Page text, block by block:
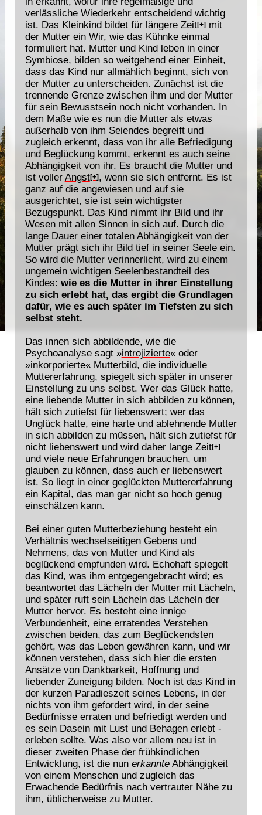
verlässliche Wiederkehr entscheidend wichtig
ist. Das Kleinkind bildet für längere Zeit[+]mit
der Mutter ein Wir, wie das Kühnke einmal
formuliert hat. Mutter und Kind leben in einer
Symbiose, bilden so weitgehend einer Einheit,
dass das Kind nur allmählich beginnt, sich von
der Mutter zu unterscheiden. Zunächst ist die
trennende Grenze zwischen ihm und der Mutter
für sein Bewusstsein noch nicht vorhanden. In
dem Maße wie es nun die Mutter als etwas
außerhalb von ihm Seiendes begreift und
zugleich erkennt, dass von ihr alle Befriedigung
und Beglückung kommt, erkennt es auch seine
Abhängigkeit von ihr. Es braucht die Mutter und
ist voller Angst[+], wenn sie sich entfernt. Es ist
ganz auf die angewiesen und auf sie
ausgerichtet, sie ist sein wichtigster
Bezugspunkt. Das Kind nimmt ihr Bild und ihr
Wesen mit allen Sinnen in sich auf. Durch die
lange Dauer einer totalen Abhängigkeit von der
Mutter prägt sich ihr Bild tief in seiner Seele ein.
So wird die Mutter verinnerlicht, wird zu einem
ungemein wichtigen Seelenbestandteil des
Kindes: wie es die Mutter in ihrer Einstellung
zu sich erlebt hat, das ergibt die Grundlagen
dafür, wie es auch später im Tiefsten zu sich
selbst steht.
Das innen sich abbildende, wie die
Psychoanalyse sagt »introjizierte« oder
»inkorporierte« Mutterbild, die individuelle
Muttererfahrung, spiegelt sich später in unserer
Einstellung zu uns selbst. Wer das Glück hatte,
eine liebende Mutter in sich abbilden zu können,
hält sich zutiefst für liebenswert; wer das
Unglück hatte, eine harte und ablehnende Mutter
in sich abbilden zu müssen, hält sich zutiefst für
nicht liebenswert und wird daher lange Zeit[+]
und viele neue Erfahrungen brauchen, um
glauben zu können, dass auch er liebenswert
ist. So liegt in einer geglückten Muttererfahrung
ein Kapital, das man gar nicht so hoch genug
einschätzen kann.
Bei einer guten Mutterbeziehung besteht ein
Verhältnis wechselseitigen Gebens und
Nehmens, das von Mutter und Kind als
beglückend empfunden wird. Echohaft spiegelt
das Kind, was ihm entgegengebracht wird; es
beantwortet das Lächeln der Mutter mit Lächeln,
und später ruft sein Lächeln das Lächeln der
Mutter hervor. Es besteht eine innige
Verbundenheit, eine erratendes Verstehen
zwischen beiden, das zum Beglückendsten
gehört, was das Leben gewähren kann, und wir
können verstehen, dass sich hier die ersten
Ansätze von Dankbarkeit, Hoffnung und
liebender Zuneigung bilden. Noch ist das Kind in
der kurzen Paradieszeit seines Lebens, in der
nichts von ihm gefordert wird, in der seine
Bedürfnisse erraten und befriedigt werden und
es sein Dasein mit Lust und Behagen erlebt -
erleben sollte. Was also vor allem neu ist in
dieser zweiten Phase der frühkindlichen
Entwicklung, ist die nun erkannteAbhängigkeit
von einem Menschen und zugleich das
Erwachende Bedürfnis nach vertrauter Nähe zu
ihm, üblicherweise zu Mutter.